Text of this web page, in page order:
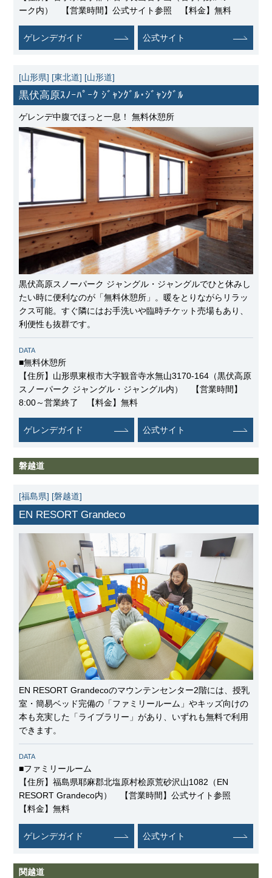
ーク内） 【営業時間】公式サイト参照 【料金】無料
ゲレンデガイド 公式サイト
[山形県] [東北道] [山形道]
黒伏高原ｽﾉｰﾊﾟｰｸ ｼﾞｬﾝｸﾞﾙ･ｼﾞｬﾝｸﾞﾙ
ゲレンデ中腹でほっと一息！ 無料休憩所
黒伏高原スノーパーク ジャングル・ジャングルでひと休みし
たい時に便利なのが「無料休憩所」。暖をとりながらリラッ
クス可能。すぐ隣にはお手洗いや臨時チケット売場もあり、
利便性も抜群です。
DATA
■無料休憩所
【住所】山形県東根市大字観音寺水無山3170-164（黒伏高原
スノーパーク ジャングル・ジャングル内） 【営業時間】
8:00～営業終了 【料金】無料
ゲレンデガイド 公式サイト
磐越道
[福島県] [磐越道]
EN RESORT Grandeco
EN RESORT Grandecoのマウンテンセンター2階には、授乳
室・簡易ベッド完備の「ファミリールーム」やキッズ向けの
本も充実した「ライブラリー」があり、いずれも無料で利用
できます。
DATA
■ファミリールーム
【住所】福島県耶麻郡北塩原村桧原荒砂沢山1082（EN
RESORT Grandeco内） 【営業時間】公式サイト参照
【料金】無料
ゲレンデガイド 公式サイト
関越道